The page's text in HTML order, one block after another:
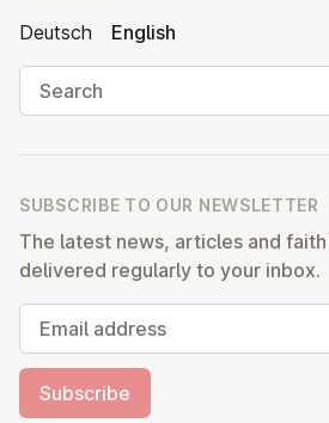
Deutsch
English
Search
SUBSCRIBE TO OUR NEWSLETTER
The latest news, articles and
delivered regularly to your inbox.
Email address
Subscribe